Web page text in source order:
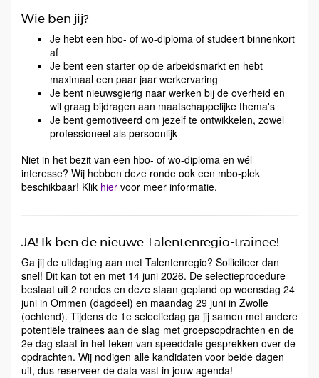
Wie ben jij?
Je hebt een hbo- of wo-diploma of studeert binnenkort
af
Je bent een starter op de arbeidsmarkt en hebt
maximaal een paar jaar werkervaring
Je bent nieuwsgierig naar werken bij de overheid en
wil graag bijdragen aan maatschappelijke thema's
Je bent gemotiveerd om jezelf te ontwikkelen, zowel
professioneel als persoonlijk
Niet in het bezit van een hbo- of wo-diploma en wél
interesse? Wij hebben deze ronde ook een mbo-plek
beschikbaar! Klik hier voor meer informatie.
JA! Ik ben de nieuwe Talentenregio-trainee!
Ga jij de uitdaging aan met Talentenregio? Solliciteer dan
snel! Dit kan tot en met 14 juni 2026. De selectieprocedure
bestaat uit 2 rondes en deze staan gepland op woensdag 24
juni in Ommen (dagdeel) en maandag 29 juni in Zwolle
(ochtend). Tijdens de 1e selectiedag ga jij samen met andere
potentiële trainees aan de slag met groepsopdrachten en de
2e dag staat in het teken van speeddate gesprekken over de
opdrachten. Wij nodigen alle kandidaten voor beide dagen
uit, dus reserveer de data vast in jouw agenda!